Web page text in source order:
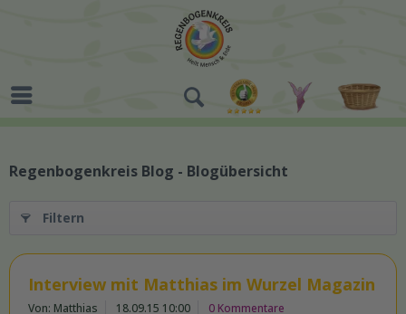
Regenbogenkreis Blog - Blogübersicht
Filtern
Interview mit Matthias im Wurzel Magazin
Von: Matthias 18.09.15 10:00 0 Kommentare